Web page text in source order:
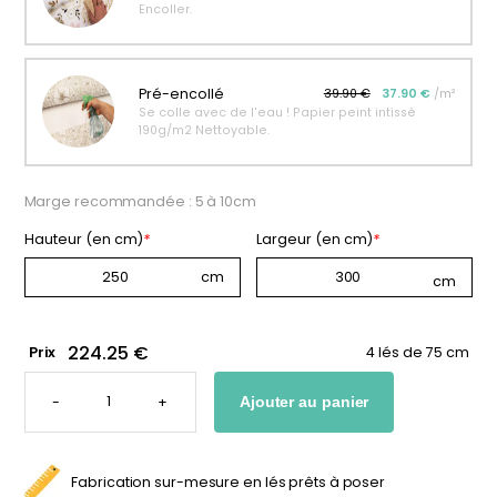
personnalisable
de
34,90€ €
Encoller.
Pré-encollé 39.90 € 37.90 € /m²
Se colle avec de l'eau ! Papier peint intissé
190g/m2 Nettoyable.
Marge recommandée : 5 à 10cm
Hauteur (en cm)* Largeur (en cm)*
Prix 224.25 € 4 lés de 75 cm
-
QUANTITÉ
PAPIER
CARTE
ET
+ Ajouter au panier
Fabrication sur-mesure en lés prêts à poser